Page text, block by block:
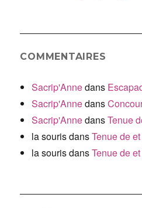
COMMENTAIRES
Sacrip'Annedans
Sacrip'Annedans
Sacrip'AnnedansTenue
la sourisdansTenue de
la sourisdansTenue de